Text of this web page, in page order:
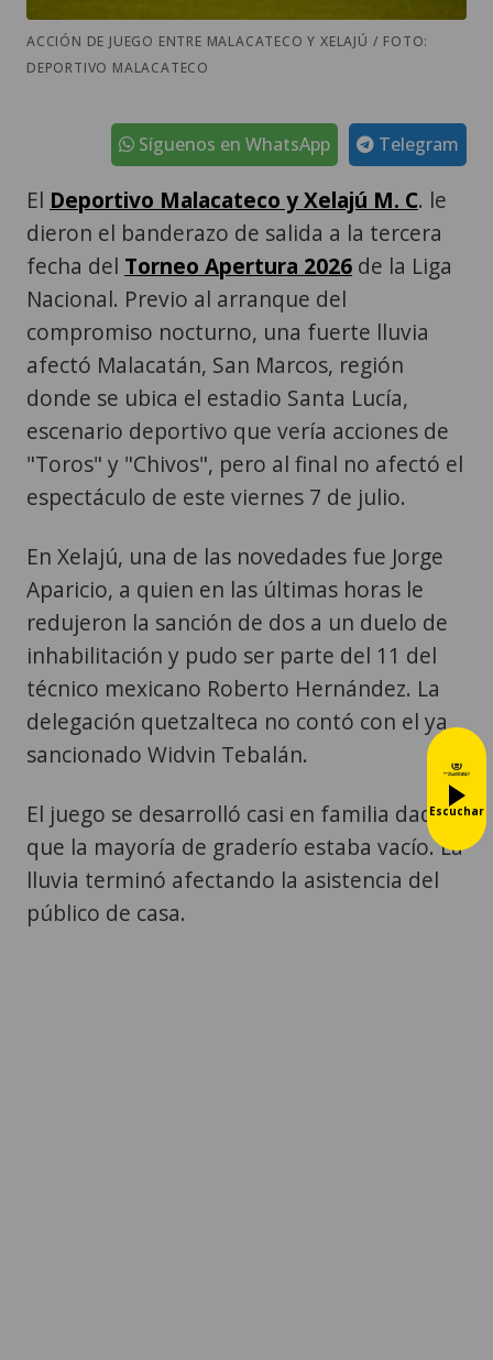
ACCIÓN DE JUEGO ENTRE MALACATECO Y XELAJÚ / FOTO:
DEPORTIVO MALACATECO
Telegram
Síguenos en WhatsApp
El Deportivo Malacateco y Xelajú M. C. le
dieron el banderazo de salida a la tercera
fecha del Torneo Apertura 2026 de la Liga
Nacional. Previo al arranque del
compromiso nocturno, una fuerte lluvia
afectó Malacatán, San Marcos, región
donde se ubica el estadio Santa Lucía,
escenario deportivo que vería acciones de
"Toros" y "Chivos", pero al final no afectó el
espectáculo de este viernes 7 de julio.
En Xelajú, una de las novedades fue Jorge
Aparicio, a quien en las últimas horas le
redujeron la sanción de dos a un duelo de
inhabilitación y pudo ser parte del 11 del
técnico mexicano Roberto Hernández. La
delegación quetzalteca no contó con el ya
sancionado Widvin Tebalán.
El juego se desarrolló casi en familia dado
que la mayoría de graderío estaba vacío. La
lluvia terminó afectando la asistencia del
público de casa.
Escuchar